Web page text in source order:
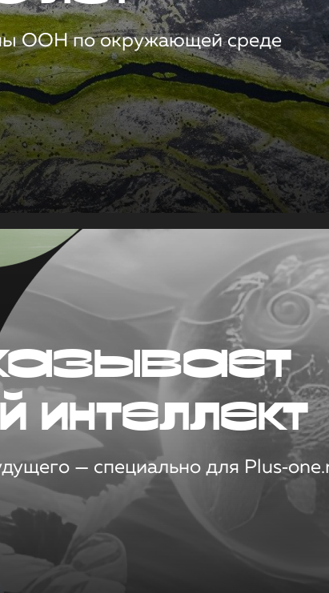
ООН по окружающей среде
интеллект
— специально для